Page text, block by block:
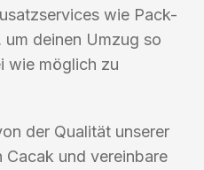
wie Pack-
deinen Umzug so
wie möglich zu
der Qualität unserer
Cacak und vereinbare